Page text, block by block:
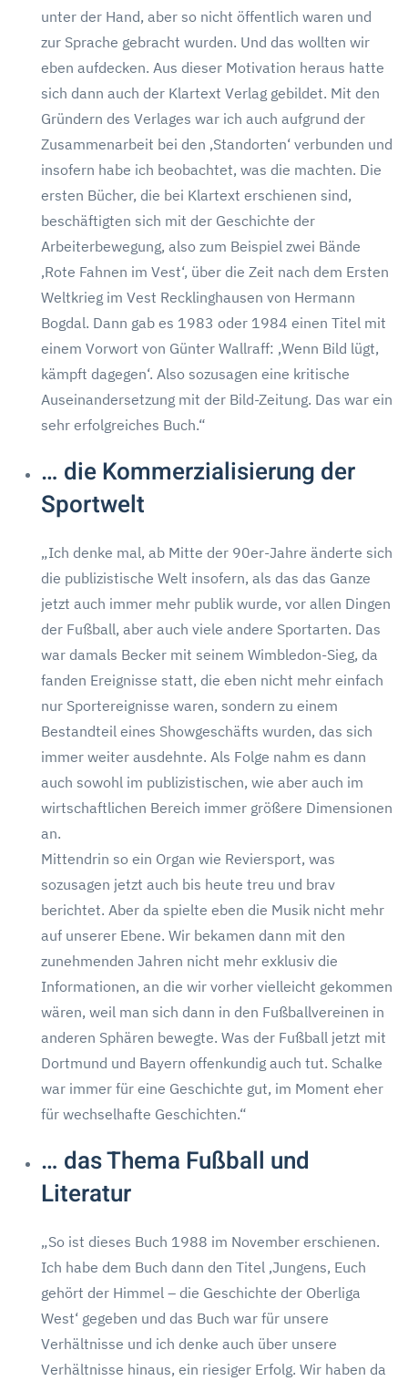
unter der Hand, aber so nicht öffentlich waren und
zur Sprache gebracht wurden. Und das wollten wir
eben aufdecken. Aus dieser Motivation heraus hatte
sich dann auch der Klartext Verlag gebildet. Mit den
Gründern des Verlages war ich auch aufgrund der
Zusammenarbeit bei den ‚Standorten‘ verbunden und
insofern habe ich beobachtet, was die machten. Die
ersten Bücher, die bei Klartext erschienen sind,
beschäftigten sich mit der Geschichte der
Arbeiterbewegung, also zum Beispiel zwei Bände
‚Rote Fahnen im Vest‘, über die Zeit nach dem Ersten
Weltkrieg im Vest Recklinghausen von Hermann
Bogdal. Dann gab es 1983 oder 1984 einen Titel mit
einem Vorwort von Günter Wallraff: ‚Wenn Bild lügt,
kämpft dagegen‘. Also sozusagen eine kritische
Auseinandersetzung mit der Bild-Zeitung. Das war ein
sehr erfolgreiches Buch.“
… die Kommerzialisierung der
Sportwelt
„Ich denke mal, ab Mitte der 90er-Jahre änderte sich
die publizistische Welt insofern, als das das Ganze
jetzt auch immer mehr publik wurde, vor allen Dingen
der Fußball, aber auch viele andere Sportarten. Das
war damals Becker mit seinem Wimbledon-Sieg, da
fanden Ereignisse statt, die eben nicht mehr einfach
nur Sportereignisse waren, sondern zu einem
Bestandteil eines Showgeschäfts wurden, das sich
immer weiter ausdehnte. Als Folge nahm es dann
auch sowohl im publizistischen, wie aber auch im
wirtschaftlichen Bereich immer größere Dimensionen
an.
Mittendrin so ein Organ wie Reviersport, was
sozusagen jetzt auch bis heute treu und brav
berichtet. Aber da spielte eben die Musik nicht mehr
auf unserer Ebene. Wir bekamen dann mit den
zunehmenden Jahren nicht mehr exklusiv die
Informationen, an die wir vorher vielleicht gekommen
wären, weil man sich dann in den Fußballvereinen in
anderen Sphären bewegte. Was der Fußball jetzt mit
Dortmund und Bayern offenkundig auch tut. Schalke
war immer für eine Geschichte gut, im Moment eher
für wechselhafte Geschichten.“
… das Thema Fußball und
Literatur
„So ist dieses Buch 1988 im November erschienen.
Ich habe dem Buch dann den Titel ‚Jungens, Euch
gehört der Himmel – die Geschichte der Oberliga
West‘ gegeben und das Buch war für unsere
Verhältnisse und ich denke auch über unsere
Verhältnisse hinaus, ein riesiger Erfolg. Wir haben da